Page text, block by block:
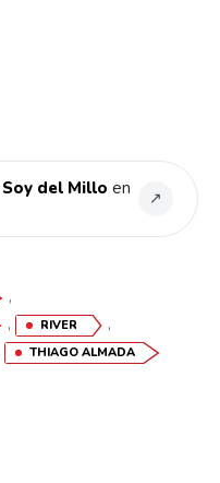
Soy del Millo en
↗
,
, RIVER ,
THIAGO ALMADA